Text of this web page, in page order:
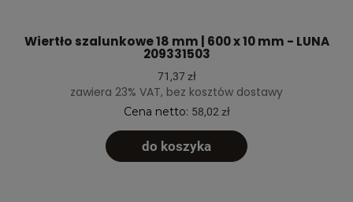
Wiertło szalunkowe 18 mm | 600 x 10 mm - LUNA
209331503
71,37 zł
zawiera 23% VAT, bez kosztów dostawy
Cena netto: 58,02 zł
do koszyka